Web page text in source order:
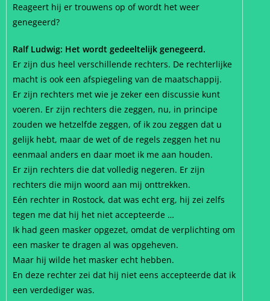
Reageert hij er trouwens op of wordt het weer
genegeerd?
Ralf Ludwig: Het wordt gedeeltelijk genegeerd.
Er zijn dus heel verschillende rechters. De rechterlijke
macht is ook een afspiegeling van de maatschappij.
Er zijn rechters met wie je zeker een discussie kunt
voeren. Er zijn rechters die zeggen, nu, in principe
zouden we hetzelfde zeggen, of ik zou zeggen dat u
gelijk hebt, maar de wet of de regels zeggen het nu
eenmaal anders en daar moet ik me aan houden.
Er zijn rechters die dat volledig negeren. Er zijn
rechters die mijn woord aan mij onttrekken.
Eén rechter in Rostock, dat was echt erg, hij zei zelfs
tegen me dat hij het niet accepteerde …
Ik had geen masker opgezet, omdat de verplichting om
een masker te dragen al was opgeheven.
Maar hij wilde het masker echt hebben.
En deze rechter zei dat hij niet eens accepteerde dat ik
een verdediger was.